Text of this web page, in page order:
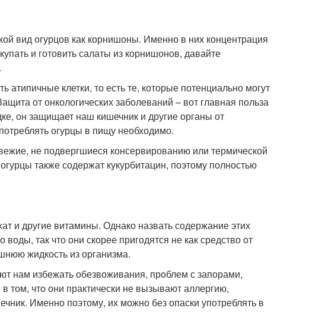
вид огурцов как корнишоны. Именно в них концентрация
и готовить салаты из корнишонов, давайте
атипичные клетки, то есть те, которые потенциально могут
от онкологических заболеваний – вот главная польза
он защищает наш кишечник и другие органы от
огурцы в пищу необходимо.
не подвергшиеся консервированию или термической
также содержат кукурбитацин, поэтому полностью
и другие витамины. Однако назвать содержание этих
так что они скорее пригодятся не как средство от
жидкость из организма.
нам избежать обезвоживания, проблем с запорами,
том, что они практически не вызывают аллергию,
Именно поэтому, их можно без опаски употреблять в